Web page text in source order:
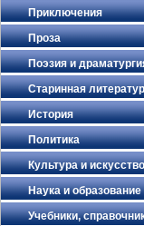
Приключения
Проза
Поэзия и
Старинная
История
Политика
Культура и искусство
Наука и образование
Учебники,